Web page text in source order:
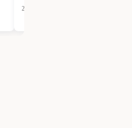
21 Déc 2025